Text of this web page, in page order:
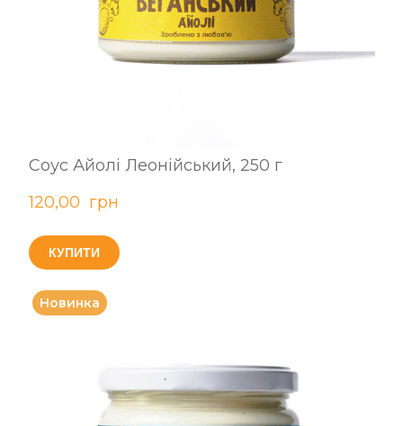
Соус Айолі Леонійський, 250 г
120,00  грн
КУПИТИ
Новинка